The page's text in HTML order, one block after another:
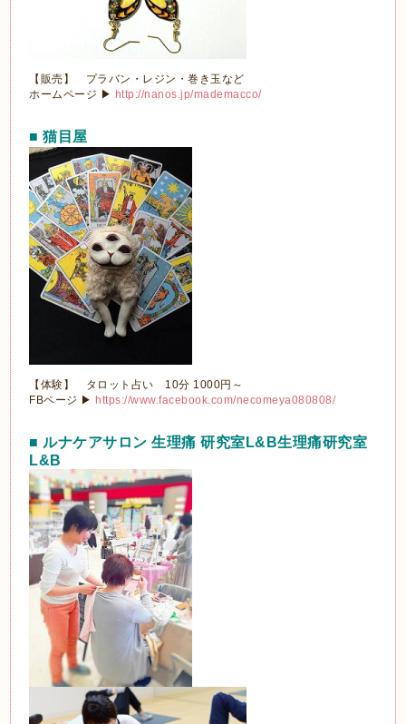
【販売】 プラバン・レジン・巻き玉など
ホームページ ▶ http://nanos.jp/mademacco/
■ 猫目屋
【体験】 タロット占い 10分 1000円～
FBページ ▶ https://www.facebook.com/necomeya080808/
■ ルナケアサロン 生理痛 研究室L&B生理痛研究室
L&B